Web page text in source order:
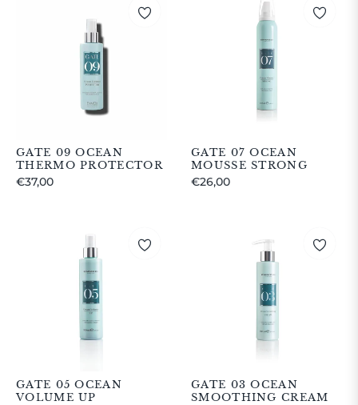
GATE 09 OCEAN
THERMO PROTECTOR
Prezzo
€37,00
GATE 07 OCEAN
MOUSSE STRONG
Prezzo
€26,00
GATE 05 OCEAN
VOLUME UP
GATE 03 OCEAN
SMOOTHING CREAM